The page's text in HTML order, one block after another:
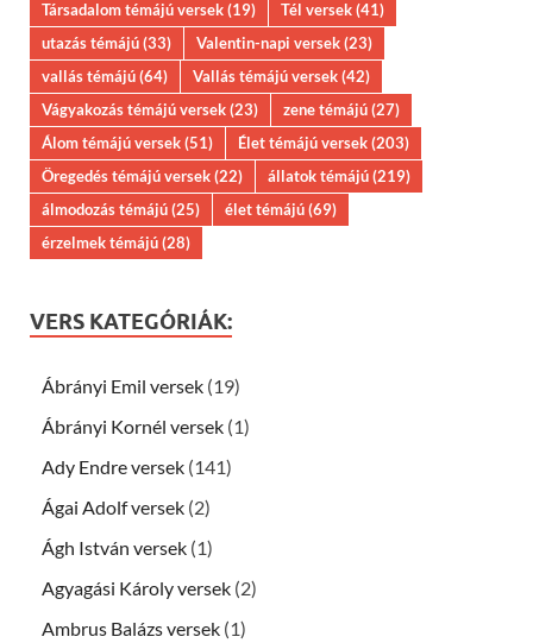
Társadalom témájú versek(19) Tél versek(41)
utazás témájú(33) Valentin-napi versek(23)
vallás témájú(64) Vallás témájú versek(42)
Vágyakozás témájú versek(23) zene témájú(27)
Álom témájú versek(51) Élet témájú versek(203)
Öregedés témájú versek(22) állatok témájú(219)
álmodozás témájú(25) élet témájú(69)
érzelmek témájú(28)
VERS KATEGÓRIÁK:
Ábrányi Emil versek (19)
Ábrányi Kornél versek (1)
Ady Endre versek (141)
Ágai Adolf versek (2)
Ágh István versek (1)
Agyagási Károly versek (2)
Ambrus Balázs versek (1)